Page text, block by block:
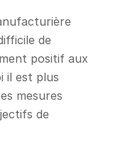
de
positif aux
il est plus
mesures
de